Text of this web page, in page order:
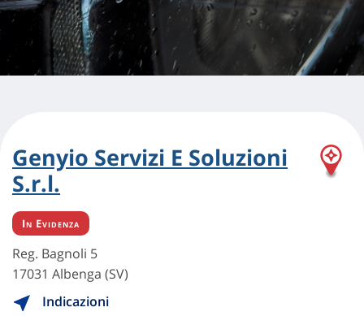
Genyio Servizi E Soluzioni
S.r.l.
In Evidenza
Reg. Bagnoli 5
17031 Albenga (SV)
Indicazioni